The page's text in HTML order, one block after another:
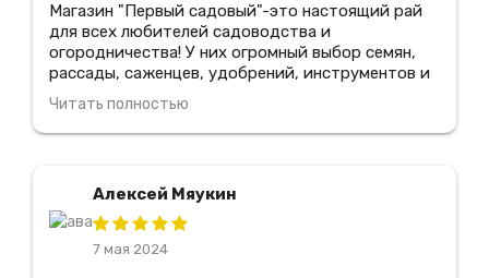
Магазин "Первый садовый"-это настоящий рай
для всех любителей садоводства и
огородничества! У них огромный выбор семян,
рассады, саженцев, удобрений, инструментов и
всего, что только может понадобиться для
создания и ухода за садом. Здесь работают
настоящие профессионалы, которые всегда
этот магазин всем своим знакомым
Читать полностью
Алексей Мяукин
7 мая 2024